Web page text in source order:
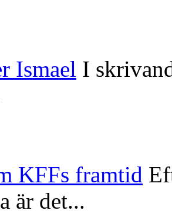
Ismael I
KFFs framtid
är det...